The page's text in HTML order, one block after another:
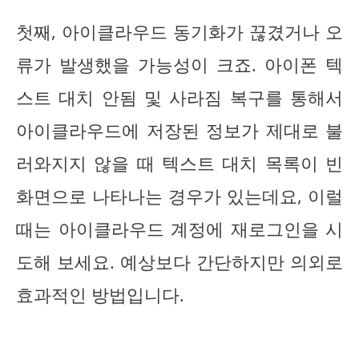
첫째, 아이클라우드 동기화가 끊겼거나 오
류가 발생했을 가능성이 크죠. 아이폰 텍
스트 대치 안됨 및 사라짐 복구를 통해서
아이클라우드에 저장된 정보가 제대로 불
러와지지 않을 때 텍스트 대치 목록이 빈
화면으로 나타나는 경우가 있는데요, 이럴
때는 아이클라우드 계정에 재로그인을 시
도해 보세요. 예상보다 간단하지만 의외로
효과적인 방법입니다.